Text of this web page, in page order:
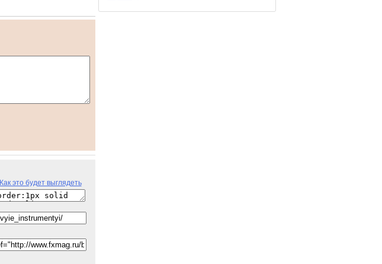
Как это будет выглядеть